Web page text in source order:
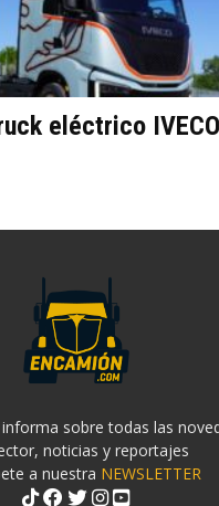
eléctrico IVECO
sobre todas las
noticias y reportajes
a nuestra NEWSLETTER